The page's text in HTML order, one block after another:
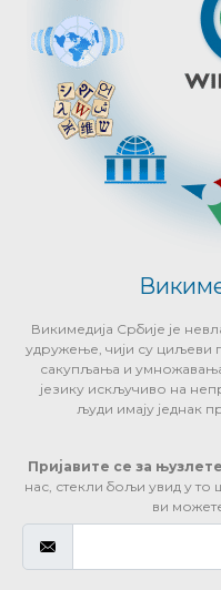
Викимедија Србије је
удружење, чији су циљеви
сакупљања и
језику искључиво на
људи имају једнак
Пријавите се за
нас, стекли бољи увид у
ви